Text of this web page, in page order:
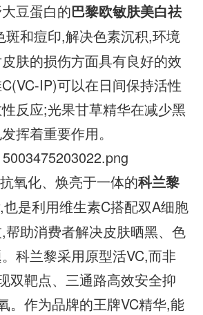
豆蛋白的巴黎欧敏肤美白祛
斑和痘印,解决色素沉积,环境
肤的损伤方面具有良好的效
IP)可以在日间保持活性
反应;光果甘草精华在减少黑
挥着重要作用。
氧化、焕亮于一体的科兰黎
,也是利用维生素C搭配双A细胞
帮助消费者解决皮肤晒黑、色
科兰黎采用原型活VC,而非
双靶点、三通路高效安全抑
。作为品牌的王牌VC精华,能